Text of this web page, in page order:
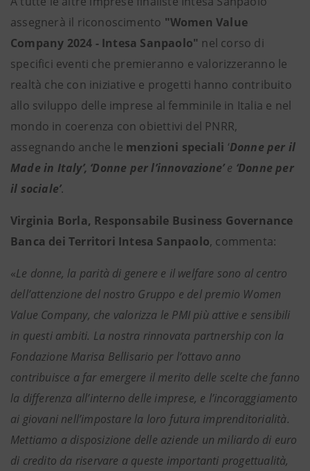
assegnerà il riconoscimento "Women Value
Company 2024 - Intesa Sanpaolo" nel corso di
specifici eventi che premieranno e valorizzeranno le
realtà che con iniziative e progetti hanno contribuito
allo sviluppo delle imprese al femminile in Italia e nel
mondo in coerenza con obiettivi del PNRR,
assegnando anche le menzioni speciali ‘Donne per il
Made in Italy’, ‘Donne per l’innovazione’e ‘Donne per
il sociale’.
Virginia Borla, Responsabile Business Governance
Banca dei Territori Intesa Sanpaolo, commenta:
«Le donne, la parità di genere e il welfare sono al centro
dell’attenzione del nostro Gruppo e del premio Women
Value Company, che valorizza le PMI più attive e sensibili
in questi ambiti. La nostra rinnovata partnership con la
Fondazione Marisa Bellisario per l’ottavo anno
contribuisce a far emergere il merito delle scelte che fanno
la differenza all’interno delle imprese, e l’incoraggiamento
ai giovani nell’impostare la loro futura imprenditorialità.
Mettiamo a disposizione delle aziende un miliardo di euro
di credito da riservare a queste importanti progettualità,